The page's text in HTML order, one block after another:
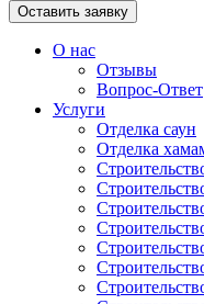
Оставить заявку
О нас
Отзывы
Вопрос-Ответ
Услуги
Отделка саун
Отделка